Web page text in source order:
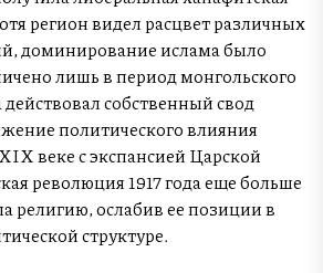
регион видел расцвет различных
доминирование ислама было
лишь в период монгольского
действовал собственный свод
политического влияния
веке с экспансией Царской
революция 1917 года еще больше
религию, ослабив ее позиции в
структуре.